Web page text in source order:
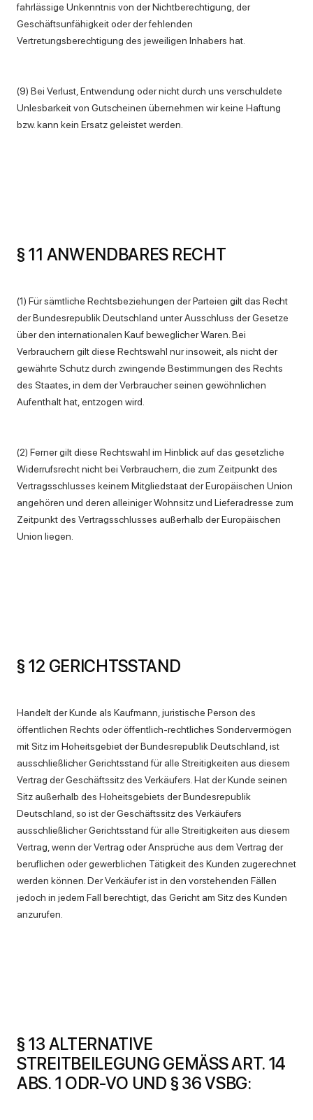
fahrlässige Unkenntnis von der Nichtberechtigung, der
Geschäftsunfähigkeit oder der fehlenden
Vertretungsberechtigung des jeweiligen Inhabers hat.
(9) Bei Verlust, Entwendung oder nicht durch uns verschuldete
Unlesbarkeit von Gutscheinen übernehmen wir keine Haftung
bzw. kann kein Ersatz geleistet werden.
§ 11 ANWENDBARES RECHT
(1) Für sämtliche Rechtsbeziehungen der Parteien gilt das Recht
der Bundesrepublik Deutschland unter Ausschluss der Gesetze
über den internationalen Kauf beweglicher Waren. Bei
Verbrauchern gilt diese Rechtswahl nur insoweit, als nicht der
gewährte Schutz durch zwingende Bestimmungen des Rechts
des Staates, in dem der Verbraucher seinen gewöhnlichen
Aufenthalt hat, entzogen wird.
(2) Ferner gilt diese Rechtswahl im Hinblick auf das gesetzliche
Widerrufsrecht nicht bei Verbrauchern, die zum Zeitpunkt des
Vertragsschlusses keinem Mitgliedstaat der Europäischen Union
angehören und deren alleiniger Wohnsitz und Lieferadresse zum
Zeitpunkt des Vertragsschlusses außerhalb der Europäischen
Union liegen.
§ 12 GERICHTSSTAND
Handelt der Kunde als Kaufmann, juristische Person des
öffentlichen Rechts oder öffentlich-rechtliches Sondervermögen
mit Sitz im Hoheitsgebiet der Bundesrepublik Deutschland, ist
ausschließlicher Gerichtsstand für alle Streitigkeiten aus diesem
Vertrag der Geschäftssitz des Verkäufers. Hat der Kunde seinen
Sitz außerhalb des Hoheitsgebiets der Bundesrepublik
Deutschland, so ist der Geschäftssitz des Verkäufers
ausschließlicher Gerichtsstand für alle Streitigkeiten aus diesem
Vertrag, wenn der Vertrag oder Ansprüche aus dem Vertrag der
beruflichen oder gewerblichen Tätigkeit des Kunden zugerechnet
werden können. Der Verkäufer ist in den vorstehenden Fällen
jedoch in jedem Fall berechtigt, das Gericht am Sitz des Kunden
anzurufen.
§ 13 ALTERNATIVE
STREITBEILEGUNG GEMÄSS ART. 14 A
BS. 1 ODR-VO UND § 36 VSBG: